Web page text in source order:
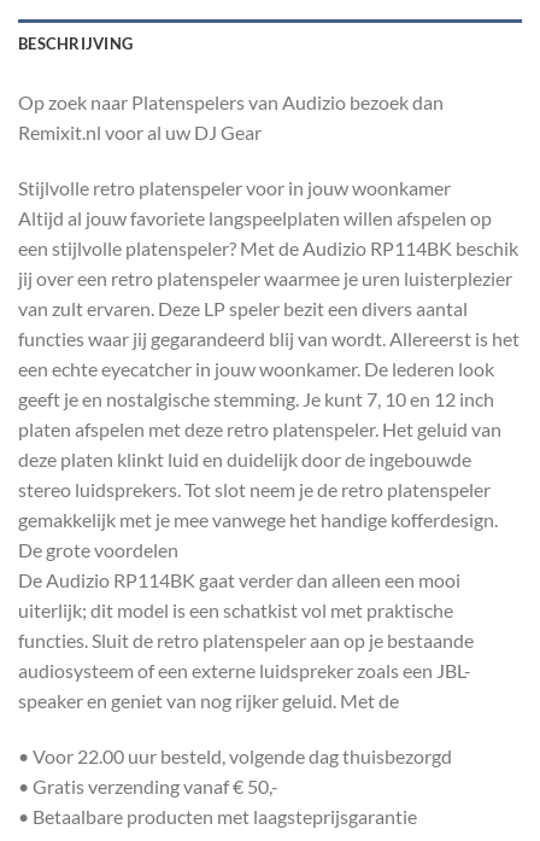
BESCHRIJVING
Op zoek naar Platenspelers van Audizio bezoek dan
Remixit.nl voor al uw DJ Gear
Stijlvolle retro platenspeler voor in jouw woonkamer
Altijd al jouw favoriete langspeelplaten willen afspelen op
een stijlvolle platenspeler? Met de Audizio RP114BK beschik
jij over een retro platenspeler waarmee je uren luisterplezier
van zult ervaren. Deze LP speler bezit een divers aantal
functies waar jij gegarandeerd blij van wordt. Allereerst is het
een echte eyecatcher in jouw woonkamer. De lederen look
geeft je en nostalgische stemming. Je kunt 7, 10 en 12 inch
platen afspelen met deze retro platenspeler. Het geluid van
deze platen klinkt luid en duidelijk door de ingebouwde
stereo luidsprekers. Tot slot neem je de retro platenspeler
gemakkelijk met je mee vanwege het handige kofferdesign.
De grote voordelen
De Audizio RP114BK gaat verder dan alleen een mooi
uiterlijk; dit model is een schatkist vol met praktische
functies. Sluit de retro platenspeler aan op je bestaande
audiosysteem of een externe luidspreker zoals een JBL-
speaker en geniet van nog rijker geluid. Met de
• Voor 22.00 uur besteld, volgende dag thuisbezorgd
• Gratis verzending vanaf € 50,-
• Betaalbare producten met laagsteprijsgarantie